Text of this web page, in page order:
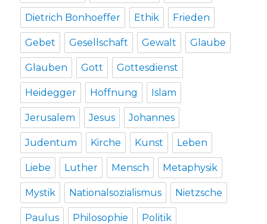
Dietrich Bonhoeffer Ethik Frieden
Gebet Gesellschaft Gewalt Glaube
Glauben Gott Gottesdienst
Heidegger Hoffnung Islam
Jerusalem Jesus Johannes
Judentum Kirche Kunst Leben
Liebe Luther Mensch Metaphysik
Mystik Nationalsozialismus Nietzsche
Paulus Philosophie Politik